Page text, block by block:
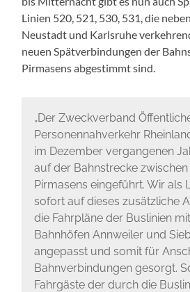
Linien 520, 521, 530, 531, die
Neustadt und Karlsruhe
neuen Spätverbindungen der
Pirmasens abgestimmt sind.
„Der Zweckverband
Personennahverkehr
im Dezember vergangenen
auf der Bahnstrecke
Pirmasens eingeführt. Wir als
sofort auf dieses zusätzliche
die Fahrpläne der Buslinien
Bahnhöfen Annweiler und
angepasst und somit für
Bahnverbindungen gesorgt.
Fahrgäste der durch die